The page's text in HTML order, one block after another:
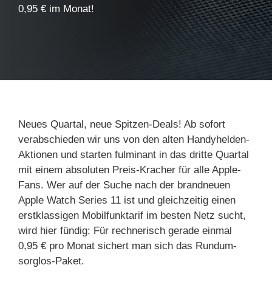
0,95 € im Monat!
Neues Quartal, neue Spitzen-Deals! Ab sofort
verabschieden wir uns von den alten Handyhelden-
Aktionen und starten fulminant in das dritte Quartal
mit einem absoluten Preis-Kracher für alle Apple-
Fans. Wer auf der Suche nach der brandneuen
Apple Watch Series 11 ist und gleichzeitig einen
erstklassigen Mobilfunktarif im besten Netz sucht,
wird hier fündig: Für rechnerisch gerade einmal
0,95 € pro Monat sichert man sich das Rundum-
sorglos-Paket.